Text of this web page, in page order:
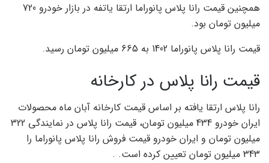
همچنین قیمت رانا پلاس پانوراما ارتقا یاتفه در بازار خودرو 720
میلیون تومان بود.
قیمت رانا پلاس پانوراما 1402 به 665 میلیون تومان رسید.
قیمت رانا پلاس در کارخانه
رانا پلاس ارتقا یافته بر اساس قیمت کارخانه آبان ماه محصولات
ایران خودرو 434 میلیون تومان، قیمت رانا پلاس در نمایندگی 322
میلیون تومان و ایران خودرو قیمت فروش رانا پلاس پانوراما را
343 میلیون تومان تعیین کرده است. .